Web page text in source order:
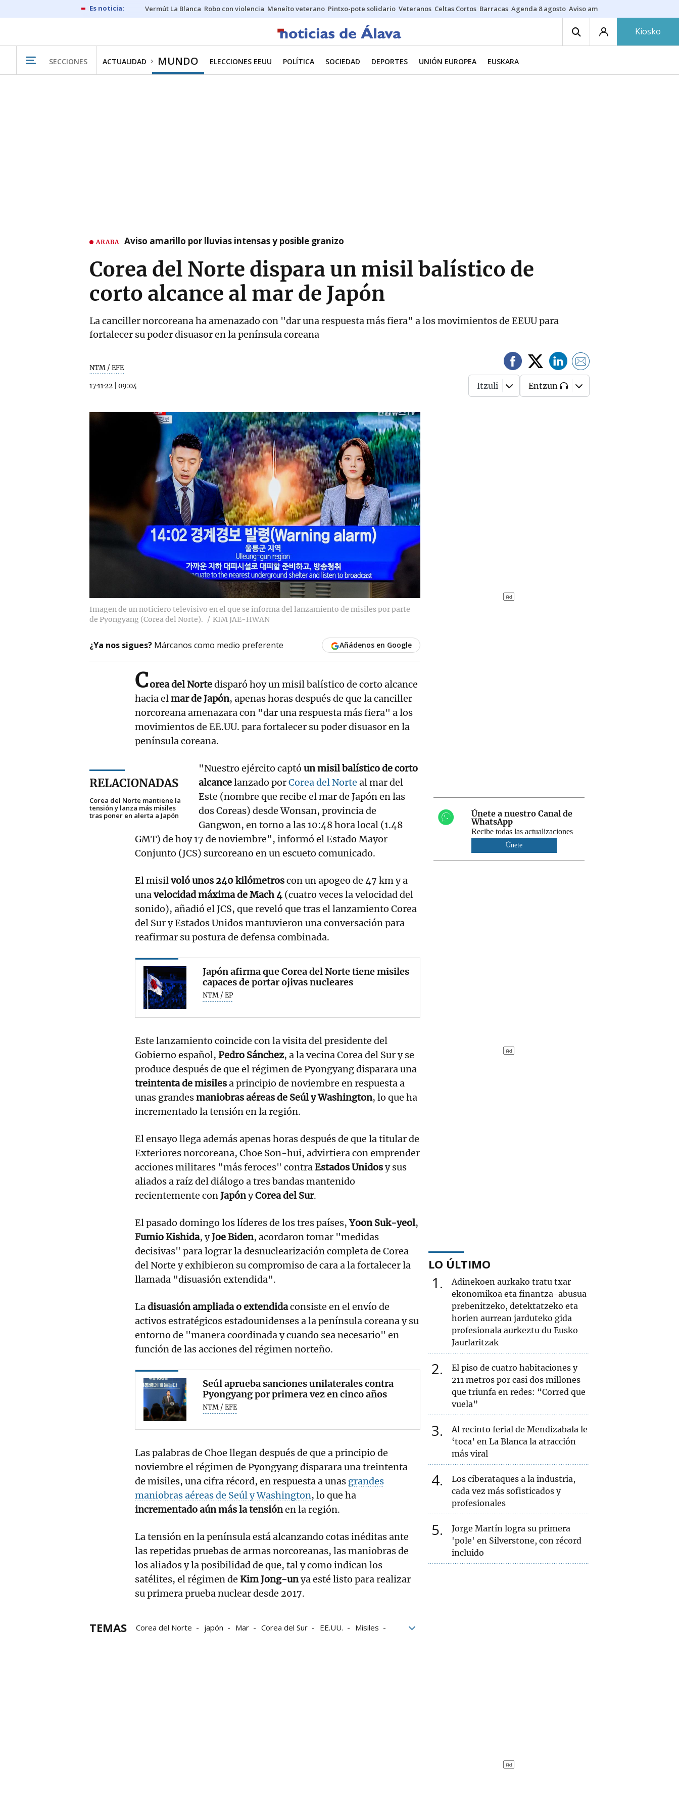
Vermút La Blanca Robo con violencia Meneíto veterano Pintxo-pote solidario Veteranos Celtas Cortos Barracas Agenda 8 agosto Aviso amarillo
Kiosko
SECCIONES ACTUALIDAD MUNDO ELECCIONES EEUU POLÍTICA SOCIEDAD DEPORTES UNIÓN EUROPEA EUSKARA
ARABA Aviso amarillo por lluvias intensas y posible granizo
Corea del Norte dispara un misil balístico de
corto alcance al mar de Japón
La canciller norcoreana ha amenazado con "dar una respuesta más fiera" a los movimientos de EEUU para
fortalecer su poder disuasor en la península coreana
NTM / EFE
17·11·22 09:04 Itzuli Entzun
Imagen de un noticiero televisivo en el que se informa del lanzamiento de misiles por parte
de Pyongyang (Corea del Norte).
KIM JAE-HWAN
¿Ya nos sigues? Márcanos como medio preferente Añádenos en Google
Corea del Nortedisparó hoy un misil balístico de corto alcance
hacia elmar de Japón, apenas horas después de que la canciller
norcoreana amenazara con "dar una respuesta más fiera" a los
movimientos de EE.UU. para fortalecer su poder disuasor en la
península coreana.
RELACIONADAS
Corea del Norte mantiene la
tensión y lanza más misiles
tras poner en alerta a Japón
"Nuestro ejército captóun misil balístico de corto
alcancelanzado porCorea del Norte al mar del
Este (nombre que recibe el mar de Japón en las
dos Coreas) desde Wonsan, provincia de
Gangwon, en torno a las 10:48 hora local (1.48
GMT) de hoy 17 de noviembre", informó el Estado Mayor
Conjunto (JCS) surcoreano en un escueto comunicado.
El misilvoló unos 240 kilómetroscon un apogeo de 47 km y a
unavelocidad máxima de Mach 4 (cuatro veces la velocidad del
sonido), añadió el JCS, que reveló que tras el lanzamiento Corea
del Sur y Estados Unidos mantuvieron una conversación para
reafirmar su postura de defensa combinada.
Japón afirma que Corea del Norte tiene misiles
capaces de portar ojivas nucleares
NTM / EP
Este lanzamiento coincide con la visita del presidente del
Gobierno español, Pedro Sánchez, a la vecina Corea del Sur y se
produce después de que el régimen de Pyongyang disparara una
treintenta de misilesa principio de noviembre en respuesta a
unas grandesmaniobras aéreas de Seúl y Washington, lo que ha
incrementado la tensión en la región.
El ensayo llega además apenas horas después de que la titular de
Exteriores norcoreana, Choe Son-hui, advirtiera con emprender
acciones militares "más feroces" contraEstados Unidosy sus
aliados a raíz del diálogo a tres bandas mantenido
recientemente conJapónyCorea del Sur.
El pasado domingo los líderes de los tres países,Yoon Suk-yeol,
Fumio Kishida, yJoe Biden, acordaron tomar "medidas
decisivas" para lograr la desnuclearización completa de Corea
del Norte y exhibieron su compromiso de cara a la fortalecer la
llamada "disuasión extendida".
Ladisuasión ampliada o extendidaconsiste en el envío de
activos estratégicos estadounidenses a la península coreana y su
entorno de "manera coordinada y cuando sea necesario" en
función de las acciones del régimen norteño.
Seúl aprueba sanciones unilaterales contra
Pyongyang por primera vez en cinco años
NTM / EFE
Las palabras de Choe llegan después de que a principio de
noviembre el régimen de Pyongyang disparara una treintenta
de misiles, una cifra récord, en respuesta a unas grandes
maniobras aéreas de Seúl y Washington, lo que ha
incrementado aún más la tensiónen la región.
La tensión en la península está alcanzando cotas inéditas ante
las repetidas pruebas de armas norcoreanas, las maniobras de
los aliados y la posibilidad de que, tal y como indican los
satélites, el régimen de Kim Jong-unya esté listo para realizar
su primera prueba nuclear desde 2017.
TEMAS Corea del Norte japón Mar Corea del Sur EE.UU.
Misiles
Únete a nuestro Canal de
WhatsApp
Recibe todas las actualizaciones
Únete
LO ÚLTIMO
1
Adinekoen aurkako tratu txar
ekonomikoa eta finantza-abusua
prebenitzeko, detektatzeko eta
horien aurrean jarduteko gida
profesionala aurkeztu du Eusko
Jaurlaritzak
2
El piso de cuatro habitaciones y
211 metros por casi dos millones
que triunfa en redes: “Corred que
vuela”
3
Al recinto ferial de Mendizabala le
‘toca’ en La Blanca la atracción
más viral
4
Los ciberataques a la industria,
cada vez más sofisticados y
profesionales
5
Jorge Martín logra su primera
'pole' en Silverstone, con récord
incluido